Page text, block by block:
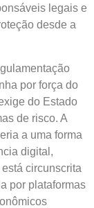
legais e
desde a
por força do
do Estado
de risco. A
a uma forma
digital,
circunscrita
por plataformas